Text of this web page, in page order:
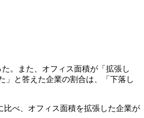
。また、オフィス面積が「拡張し
」と答えた企業の割合は、「下落し
べ、オフィス面積を拡張した企業が